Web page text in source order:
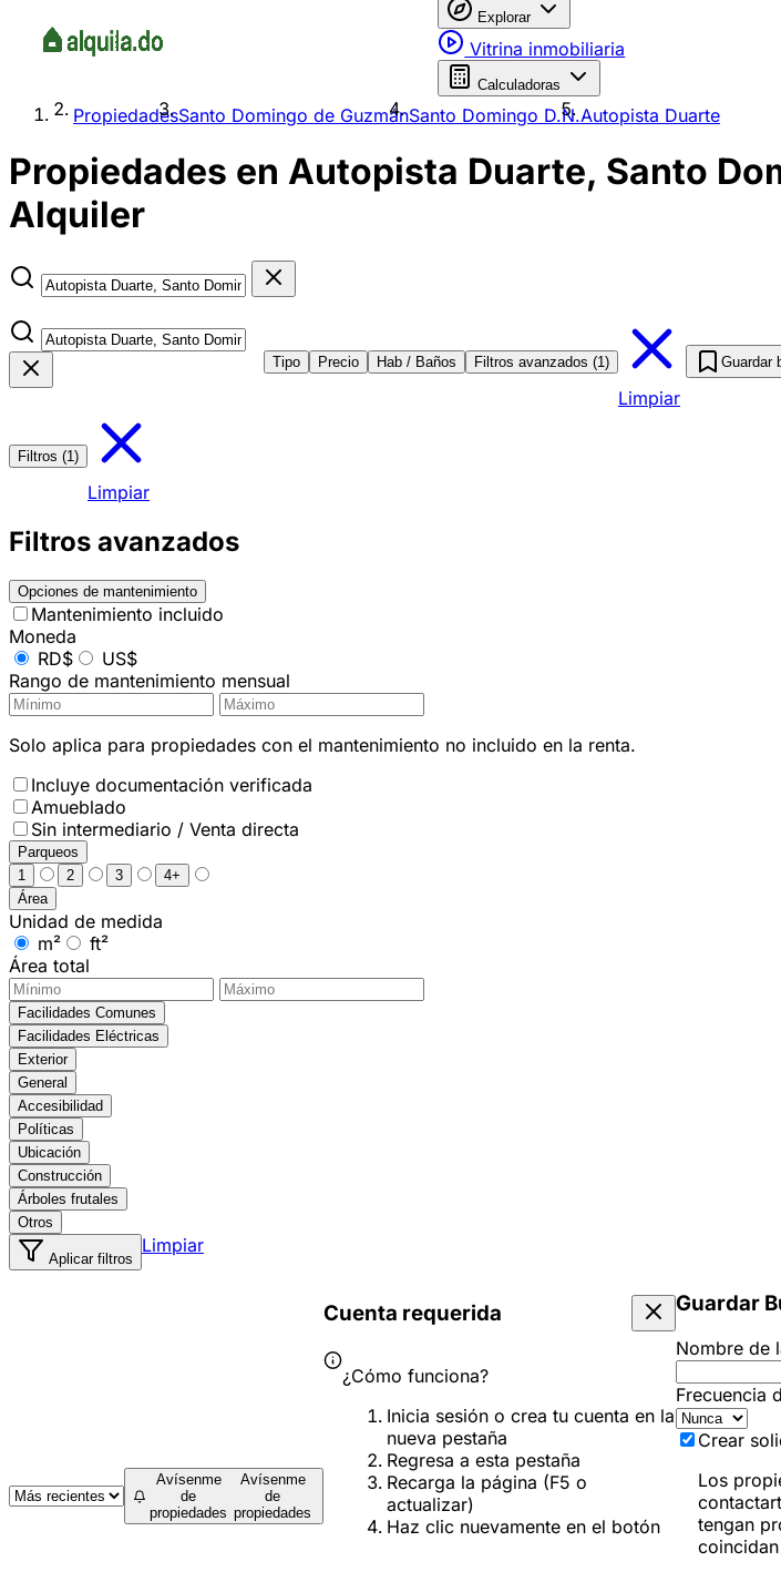
Explorar
Vitrina inmobiliaria
Calculadoras
PropiedadesSanto Domingo de GuzmánSanto Domingo D.N.Autopista Duarte
Propiedades en Autopista Duarte, Santo
Alquiler
Tipo Precio Hab / Baños Filtros avanzados (1)
Limpiar
Guardar
Filtros (1)
Limpiar
Filtros avanzados
Opciones de mantenimiento
Mantenimiento incluido
Moneda
RD$
US$
Rango de mantenimiento mensual
Solo aplica para propiedades con el mantenimiento no incluido en la renta.
Incluye documentación verificada
Amueblado
Sin intermediario / Venta directa
Parqueos
1
2 3
4+
Área
Unidad de medida
m²
ft²
Área total
Facilidades Comunes
Facilidades Eléctricas
Exterior
General
Accesibilidad
Políticas
Ubicación
Construcción
Árboles frutales
Otros
Aplicar filtros
Limpiar
Avísenme
de
propiedades
Avísenme
de
propiedades
Cuenta requerida
¿Cómo funciona?
Inicia sesión o crea tu cuenta en la
nueva pestaña
Regresa a esta pestaña
Recarga la página (F5 o
actualizar)
Haz clic nuevamente en el botón
Guardar
Nombre de
Frecuencia
Crear
Los
tengan